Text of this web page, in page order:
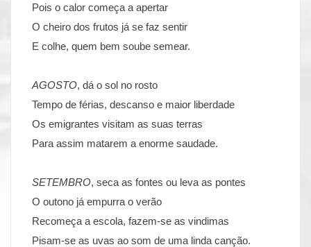
Pois o calor começa a apertar
O cheiro dos frutos já se faz sentir
E colhe, quem bem soube semear.
AGOSTO, dá o sol no rosto
Tempo de férias, descanso e maior liberdade
Os emigrantes visitam as suas terras
Para assim matarem a enorme saudade.
SETEMBRO, seca as fontes ou leva as pontes
O outono já empurra o verão
Recomeça a escola, fazem-se as vindimas
Pisam-se as uvas ao som de uma linda canção.